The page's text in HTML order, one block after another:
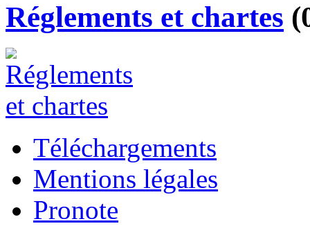
Réglements et chartes
Téléchargements
Mentions légales
Pronote